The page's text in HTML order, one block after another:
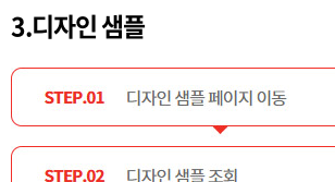
3.디자인 샘플